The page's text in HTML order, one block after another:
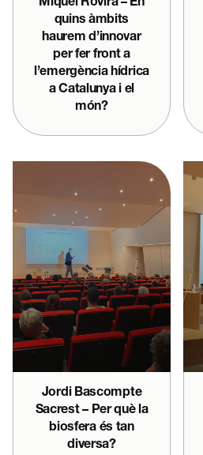
Miquel Rovira – En
quins àmbits
haurem d’innovar
per fer front a
l’emergència hídrica
a Catalunya i el
món?
Jordi Bascompte
Sacrest – Per què la
biosfera és tan
diversa?